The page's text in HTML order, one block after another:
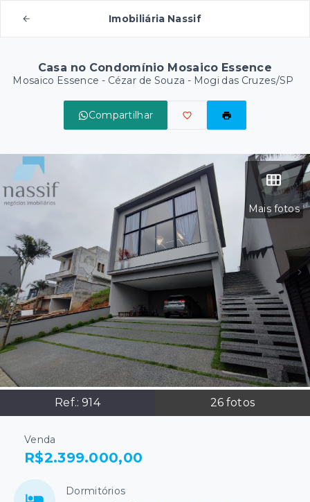
Imobiliária Nassif
Casa no Condomínio Mosaico Essence
Mosaico Essence - Cézar de Souza - Mogi das Cruzes/SP
Compartilhar
Mais fotos
Ref.:914 26 fotos
Venda
R$2.399.000,00
Dormitórios